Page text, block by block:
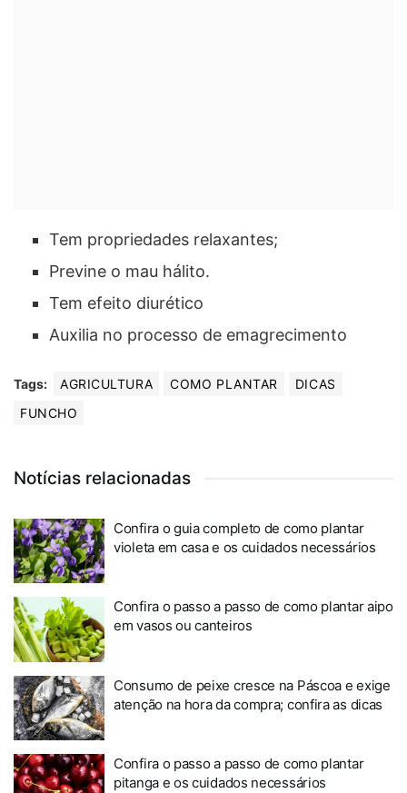
Tem propriedades relaxantes;
Previne o mau hálito.
Tem efeito diurético
Auxilia no processo de emagrecimento
Tags: AGRICULTURA COMO PLANTAR
DICAS
FUNCHO
Notícias relacionadas
Confira o guia completo de como plantar
violeta em casa e os cuidados necessários
Confira o passo a passo de como plantar aipo
em vasos ou canteiros
Consumo de peixe cresce na Páscoa e exige
atenção na hora da compra; confira as dicas
Confira o passo a passo de como plantar
pitanga e os cuidados necessários